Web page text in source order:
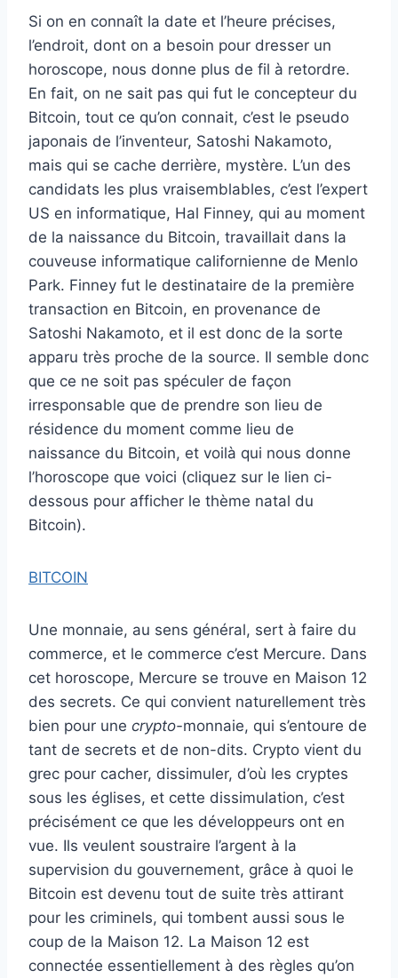
Si on en connaît la date et l’heure précises,
l’endroit, dont on a besoin pour dresser un
horoscope, nous donne plus de fil à retordre.
En fait, on ne sait pas qui fut le concepteur du
Bitcoin, tout ce qu’on connait, c’est le pseudo
japonais de l’inventeur, Satoshi Nakamoto,
mais qui se cache derrière, mystère. L’un des
candidats les plus vraisemblables, c’est l’expert
US en informatique, Hal Finney, qui au moment
de la naissance du Bitcoin, travaillait dans la
couveuse informatique californienne de Menlo
Park. Finney fut le destinataire de la première
transaction en Bitcoin, en provenance de
Satoshi Nakamoto, et il est donc de la sorte
apparu très proche de la source. Il semble donc
que ce ne soit pas spéculer de façon
irresponsable que de prendre son lieu de
résidence du moment comme lieu de
naissance du Bitcoin, et voilà qui nous donne
l’horoscope que voici (cliquez sur le lien ci-
dessous pour afficher le thème natal du
Bitcoin).
BITCOIN
Une monnaie, au sens général, sert à faire du
commerce, et le commerce c’est Mercure. Dans
cet horoscope, Mercure se trouve en Maison 12
des secrets. Ce qui convient naturellement très
bien pour une crypto-monnaie, qui s’entoure de
tant de secrets et de non-dits. Crypto vient du
grec pour cacher, dissimuler, d’où les cryptes
sous les églises, et cette dissimulation, c’est
précisément ce que les développeurs ont en
vue. Ils veulent soustraire l’argent à la
supervision du gouvernement, grâce à quoi le
Bitcoin est devenu tout de suite très attirant
pour les criminels, qui tombent aussi sous le
coup de la Maison 12. La Maison 12 est
connectée essentiellement à des règles qu’on